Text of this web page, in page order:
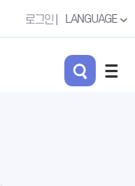
로그인 LANGUAGE